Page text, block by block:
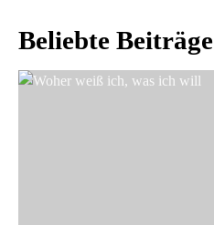
Beliebte Beiträge